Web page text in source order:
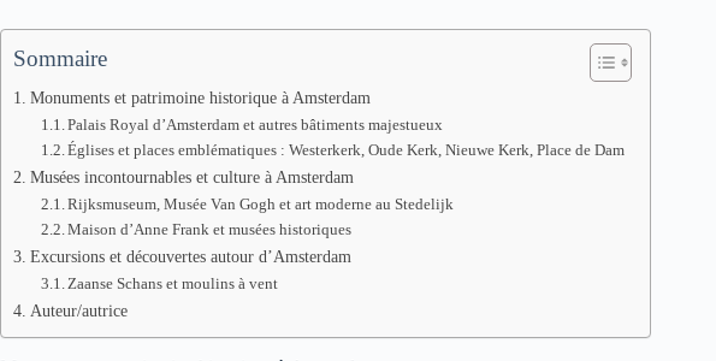
Sommaire
Monuments et patrimoine historique à Amsterdam
Palais Royal d’Amsterdam et autres bâtiments majestueux
Églises et places emblématiques : Westerkerk, Oude Kerk, Nieuwe Kerk, Place de Dam
Musées incontournables et culture à Amsterdam
Rijksmuseum, Musée Van Gogh et art moderne au Stedelijk
Maison d’Anne Frank et musées historiques
Excursions et découvertes autour d’Amsterdam
Zaanse Schans et moulins à vent
Auteur/autrice